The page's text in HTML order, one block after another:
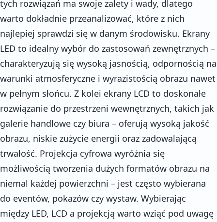
tych rozwiązań ma swoje zalety i wady, dlatego
warto dokładnie przeanalizować, które z nich
najlepiej sprawdzi się w danym środowisku. Ekrany
LED to idealny wybór do zastosowań zewnętrznych –
charakteryzują się wysoką jasnością, odpornością na
warunki atmosferyczne i wyrazistością obrazu nawet
w pełnym słońcu. Z kolei ekrany LCD to doskonałe
rozwiązanie do przestrzeni wewnętrznych, takich jak
galerie handlowe czy biura – oferują wysoką jakość
obrazu, niskie zużycie energii oraz zadowalającą
trwałość. Projekcja cyfrowa wyróżnia się
możliwością tworzenia dużych formatów obrazu na
niemal każdej powierzchni – jest często wybierana
do eventów, pokazów czy wystaw. Wybierając
między LED, LCD a projekcją warto wziąć pod uwagę